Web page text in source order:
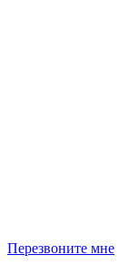
Перезвоните мне